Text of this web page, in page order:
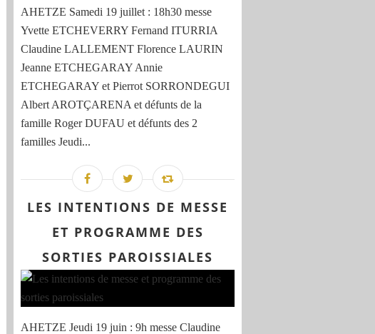
AHETZE Samedi 19 juillet : 18h30 messe
Yvette ETCHEVERRY Fernand ITURRIA
Claudine LALLEMENT Florence LAURIN
Jeanne ETCHEGARAY Annie
ETCHEGARAY et Pierrot SORRONDEGUI
Albert AROTÇARENA et défunts de la
famille Roger DUFAU et défunts des 2
familles Jeudi...
LES INTENTIONS DE MESSE
ET PROGRAMME DES
SORTIES PAROISSIALES
AHETZE Jeudi 19 juin : 9h messe Claudine